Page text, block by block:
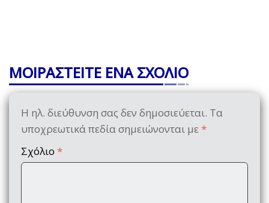
ΜΟΙΡΑΣΤΕΙΤΕ ΕΝΑ ΣΧΟΛΙΟ
Η ηλ. διεύθυνση σας δεν δημοσιεύεται. Τα
υποχρεωτικά πεδία σημειώνονται με *
Σχόλιο *